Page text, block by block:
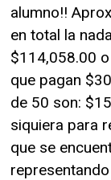
alumno!!
en total la
$114,058.00
que pagan
de 50 son:
siquiera para
que se